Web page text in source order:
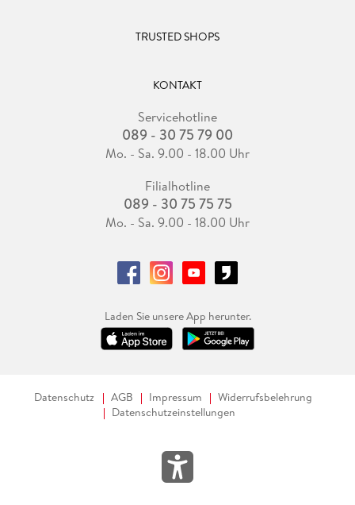
TRUSTED SHOPS
KONTAKT
Servicehotline
089 - 30 75 79 00
Mo. - Sa. 9.00 - 18.00 Uhr
Filialhotline
089 - 30 75 75 75
Mo. - Sa. 9.00 - 18.00 Uhr
Laden Sie unsere App herunter.
Datenschutz AGB Impressum
Widerrufsbelehrung
Datenschutzeinstellungen